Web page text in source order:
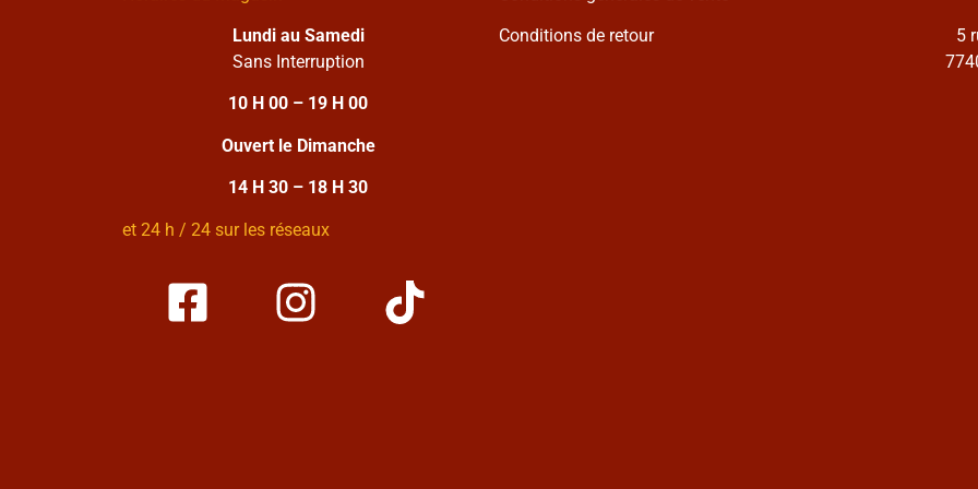
Lundi au Samedi
Sans Interruption
10 H 00 – 19 H 00
Ouvert le Dimanche
14 H 30 – 18 H 30
et 24 h / 24 sur les réseaux
Conditions de retour
5